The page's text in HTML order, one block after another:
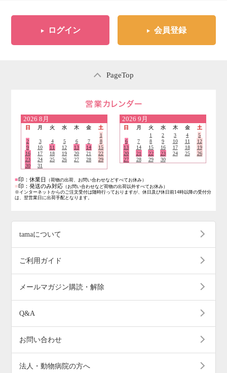
ログイン 会員登録
PageTop
2026 8月
日 月 火 水 木 金
土
1
2
3 4 5 6 7
8
9
10 11 12 13 14
15
16
17 18 19 20 21
22
23
24 25 26 27 28
29
30
31
2026 9月
日 月 火 水 木 金
土
1
2 3 4
5
6
7 8 9 10 11
12
13
14 15 16 17 18
19
20
21 22 23 24 25
26
27
28 29 30
■印：休業日 （荷物の出荷、お問い合わせなどすべてお休み）
■印：発送のみ対応 （お問い合わせなど荷物の出荷以外すべてお休み）
※インターネットからのご注文受付は随時行っておりますが、休日及び休日前14時以降の受付分
は、翌営業日に出荷手配となります。
tamaについて
ご利用ガイド
メールマガジン購読・解除
Q&A
お問い合わせ
法人・動物病院の方へ